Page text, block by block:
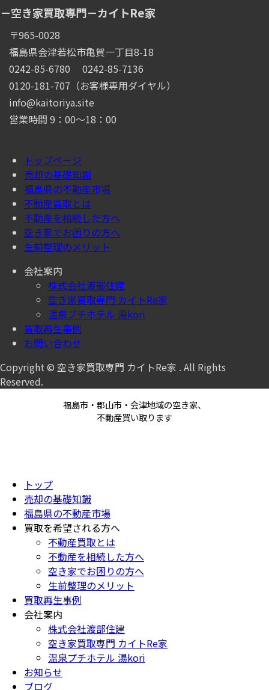
－空き家買取専門－カイトRe家
〒965-0028
福島県会津若松市亀賀一丁目8-18
0242-85-6780
0242-85-7136
0120-181-707（お客様専用ダイヤル）
info@kaitoriya.site
営業時間 9：00～18：00
トップページ
売却の基礎知識
福島県の不動産市場
不動産買取とは
不動産を相続した方へ
空き家でお困りの方へ
生前整理のメリット
会社案内
株式会社渡部住建
空き家買取専門 カイトRe家
温泉プチホテル 湯kori
買取再生事例
お問い合わせ
Copyright © 空き家買取専門 カイトRe家 . All Rights
Reserved.
福島市・郡山市・会津地域の空き家、
不動産買い取ります
トップ
売却の基礎知識
福島県の不動産市場
買取を希望される方へ
不動産買取とは
不動産を相続した方へ
空き家でお困りの方へ
生前整理のメリット
買取再生事例
会社案内
株式会社渡部住建
空き家買取専門 カイトRe家
温泉プチホテル 湯kori
お知らせ
ブログ